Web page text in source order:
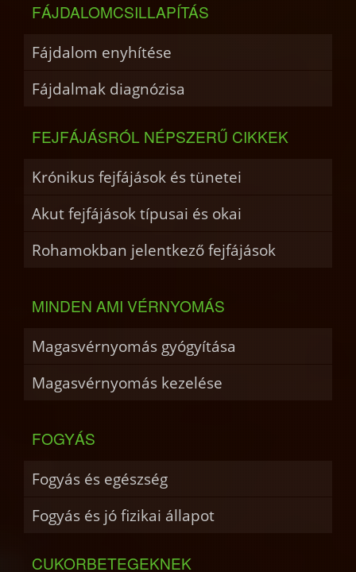
FÁJDALOMCSILLAPÍTÁS
Fájdalom enyhítése
Fájdalmak diagnózisa
FEJFÁJÁSRÓL NÉPSZERŰ CIKKEK
Krónikus fejfájások és tünetei
Akut fejfájások típusai és okai
Rohamokban jelentkező fejfájások
MINDEN AMI VÉRNYOMÁS
Magasvérnyomás gyógyítása
Magasvérnyomás kezelése
FOGYÁS
Fogyás és egészség
Fogyás és jó fizikai állapot
CUKORBETEGEKNEK